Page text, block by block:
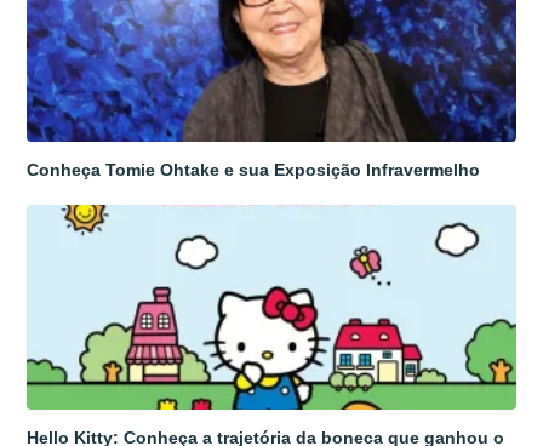
Conheça Tomie Ohtake e sua Exposição Infravermelho
Hello Kitty: Conheça a trajetória da boneca que ganhou o